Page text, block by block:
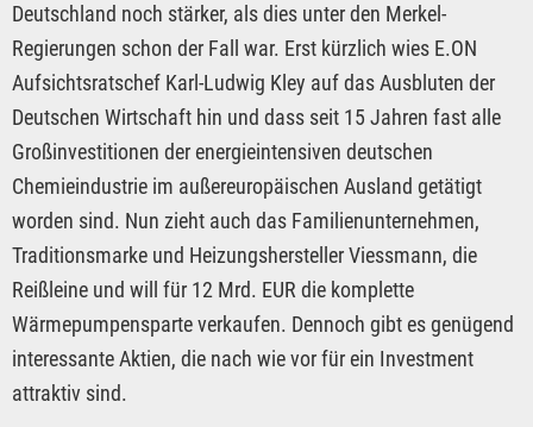
Deutschland noch stärker, als dies unter den Merkel-
Regierungen schon der Fall war. Erst kürzlich wies E.ON
Aufsichtsratschef Karl-Ludwig Kley auf das Ausbluten der
Deutschen Wirtschaft hin und dass seit 15 Jahren fast alle
Großinvestitionen der energieintensiven deutschen
Chemieindustrie im außereuropäischen Ausland getätigt
worden sind. Nun zieht auch das Familienunternehmen,
Traditionsmarke und Heizungshersteller Viessmann, die
Reißleine und will für 12 Mrd. EUR die komplette
Wärmepumpensparte verkaufen. Dennoch gibt es genügend
interessante Aktien, die nach wie vor für ein Investment
attraktiv sind.